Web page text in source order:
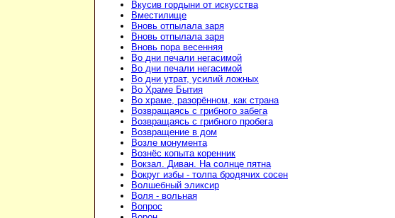
Вкусив гордыни от искусства
Вместилище
Вновь отпылала заря
Вновь отпылала заря
Вновь пора весенняя
Во дни печали негасимой
Во дни печали негасимой
Во дни утрат, усилий ложных
Во Храме Бытия
Во храме, разорённом, как страна
Возвращаясь с грибного забега
Возвращаясь с грибного пробега
Возвращение в дом
Возле монумента
Вознёс копыта коренник
Вокзал. Диван. На солнце пятна
Вокруг избы - толпа бродячих сосен
Волшебный эликсир
Воля - вольная
Вопрос